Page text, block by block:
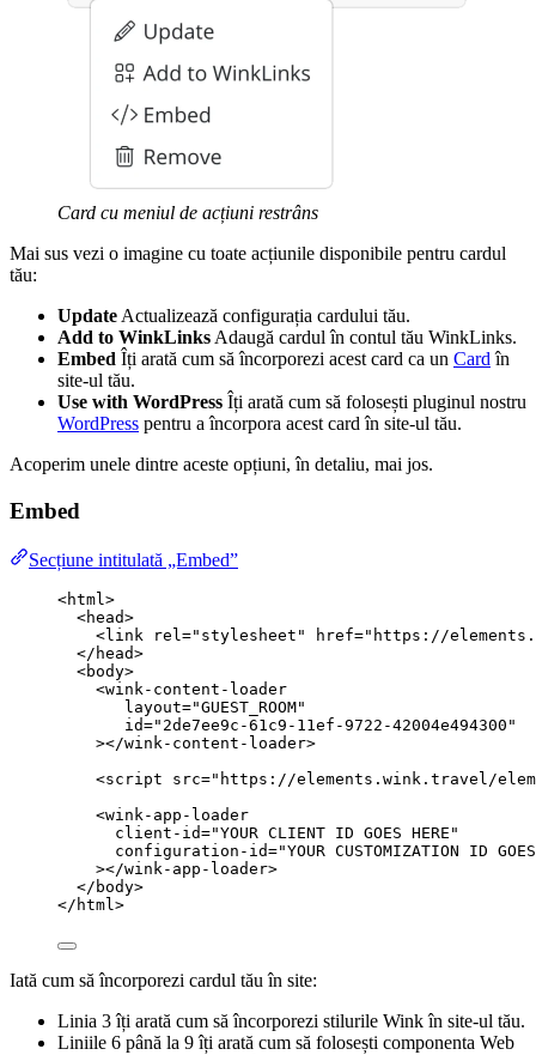
Card cu meniul de acțiuni restrâns
Mai sus vezi o imagine cu toate acțiunile disponibile pentru cardul
tău:
Update Actualizează configurația cardului tău.
Add to WinkLinks Adaugă cardul în contul tău WinkLinks.
Embed Îți arată cum să încorporezi acest card ca un Card în
site-ul tău.
Use with WordPress Îți arată cum să folosești pluginul nostru
WordPress pentru a încorpora acest card în site-ul tău.
Acoperim unele dintre aceste opțiuni, în detaliu, mai jos.
Embed
Secțiune intitulată „Embed”
<html >
<head>
<link rel =" stylesheet " href=" https://
</ head>
<body>
<wink-content-loader
layout="GUEST_ROOM"
id=" 2de7ee9c-61c9-11ef-9722-42004e494300 "
></wink-content-loader>
<script src=" https://elements.wink.travel/
<wink-app-loader
client-id="YOUR CLIENT ID GOES HERE "
configuration-id="YOUR CUSTOMIZATION ID
></wink-app-loader>
</ body>
</ html >
Iată cum să încorporezi cardul tău în site:
Linia 3 îți arată cum să încorporezi stilurile Wink în site-ul tău.
Liniile 6 până la 9 îți arată cum să folosești componenta Web